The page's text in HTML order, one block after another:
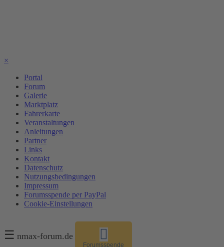
×
Portal
Forum
Galerie
Marktplatz
Fahrerkarte
Veranstaltungen
Anleitungen
Partner
Links
Kontakt
Datenschutz
Nutzungsbedingungen
Impressum
Forumsspende per PayPal
Cookie-Einstellungen
☰ nmax-forum.de
Forumsspende